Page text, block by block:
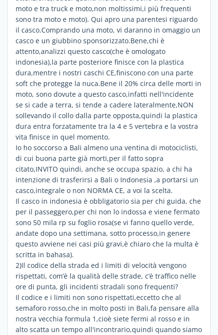
moto e tra truck e moto,non moltissimi,i più frequenti
sono tra moto e moto). Qui apro una parentesi riguardo
il casco.Comprando una moto, vi daranno in omaggio un
casco e un giubbino sponsorizzato.Bene,chi è
attento,analizzi questo casco(che è omologato
indonesia),la parte posteriore finisce con la plastica
dura,mentre i nostri caschi CE,finiscono con una parte
soft che protegge la nuca.Bene il 20% circa delle morti in
moto, sono dovute a questo casco,infatti nell'incidente
se si cade a terra, si tende a cadere lateralmente,NON
sollevando il collo dalla parte opposta,quindi la plastica
dura entra forzatamente tra la 4 e 5 vertebra e la vostra
vita finisce in quel momento.
Io ho soccorso a Bali almeno una ventina di motociclisti,
di cui buona parte già morti,per il fatto sopra
citato,INVITO quindi, anche se occupa spazio, a chi ha
intenzione di trasferirsi a Bali o Indonesia ,a portarsi un
casco,integrale o non NORMA CE, a voi la scelta.
Il casco in indonesia è obbligatorio sia per chi guida, che
per il passeggero,per chi non lo indossa e viene fermato
sono 50 mila rp su foglio rosa(se vi fanno quello verde,
andate dopo una settimana, sotto processo,in genere
questo avviene nei casi più gravi,è chiaro che la multa è
scritta in bahasa).
2)Il codice della strada ed i limiti di velocità vengono
rispettati, com’è la qualità delle strade, c’è traffico nelle
ore di punta, gli incidenti stradali sono frequenti?
Il codice e i limiti non sono rispettati,eccetto che al
semaforo rosso,che in molto posti in Bali,fa pensare alla
nostra vecchia formula 1,cioè siete fermi al rosso e in
alto scatta un tempo all'incontrario,quindi quando siamo